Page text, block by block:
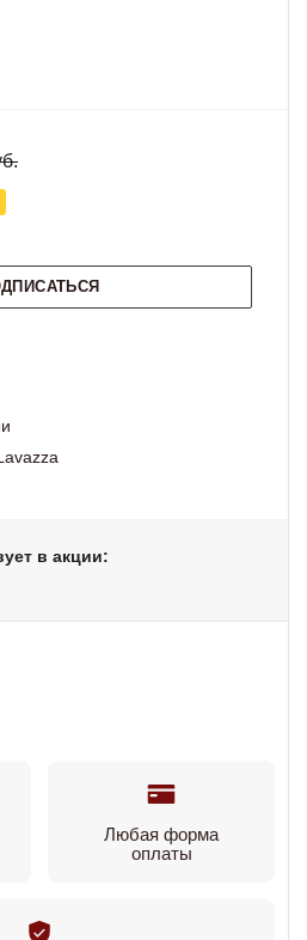
в акции:
Любая форма
оплаты